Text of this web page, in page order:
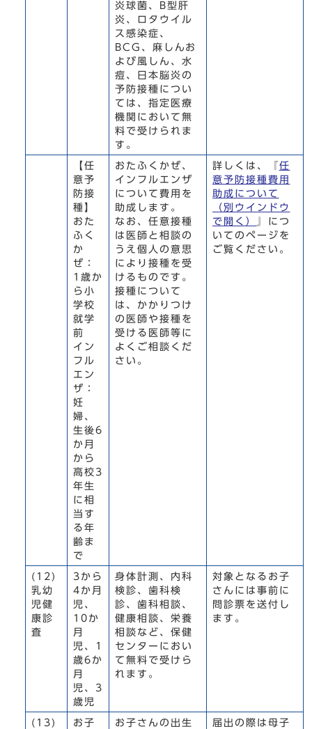
炎球菌、B型肝
炎、ロタウイル
ス感染症、
BCG、麻しんお
よび風しん、水
痘、日本脳炎の
予防接種につい
ては、指定医療
機関において無
料で受けられま
す。
【任
意予
防接
種】
おた
ふく
か
ぜ：
1歳か
ら小
学校
就学
前
イン
フル
エン
ザ：
妊
婦、
生後6
か月
から
高校3
年生
に相
当す
る年
齢ま
で
おたふくかぜ、
インフルエンザ
について費用を
助成します。
なお、任意接種
は医師と相談の
うえ個人の意思
により接種を受
けるものです。
接種について
は、かかりつけ
の医師や接種を
受ける医師等に
よくご相談くだ
さい。
詳しくは、『 任
意予防接種費用
助成について
（別ウインドウ
で開く）
』につ
いてのページを
ご覧ください。
(12)
乳幼
児健
康診
査
3から
4か月
児、
10か
月
児、1
歳6か
月
児、3
歳児
身体計測、内科
検診、歯科検
診、歯科相談、
健康相談、栄養
相談など、保健
センターにおい
て無料で受けら
れます。
対象となるお子
さんには事前に
問診票を送付し
ます。
(13) お子 お子さんの出生 届出の際は母子